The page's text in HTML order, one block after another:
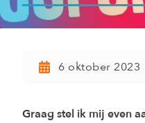
6 oktober 2023
Graag stel ik mij even